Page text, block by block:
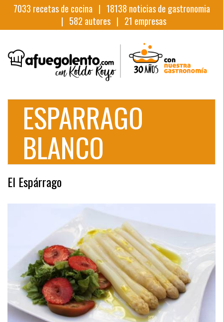
7033 recetas de cocina | 18138 noticias de gastronomia
| 582 autores | 21 empresas
ESPARRAGO
BLANCO
El Espárrago